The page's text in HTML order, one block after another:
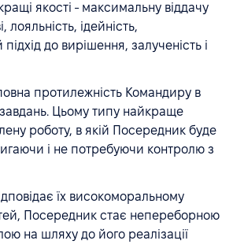
якості - максимальну віддачу
лояльність, ідейність,
до вирішення, залученість і
протилежність Командиру в
Цьому типу найкраще
роботу, в якій Посередник буде
і не потребуючи контролю з
їх високоморальному
Посередник стає непереборною
на шляху до його реалізації